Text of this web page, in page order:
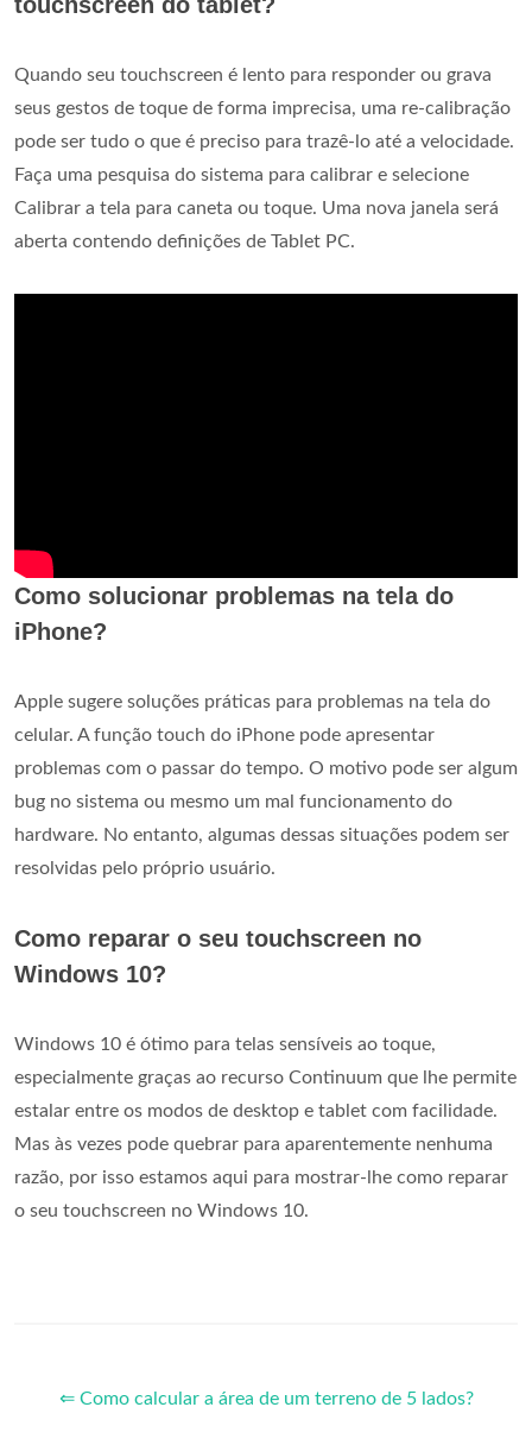
Quando seu touchscreen é lento para responder ou grava
seus gestos de toque de forma imprecisa, uma re-calibração
pode ser tudo o que é preciso para trazê-lo até a velocidade.
Faça uma pesquisa do sistema para calibrar e selecione
Calibrar a tela para caneta ou toque. Uma nova janela será
aberta contendo definições de Tablet PC.
Como solucionar problemas na tela do
iPhone?
Apple sugere soluções práticas para problemas na tela do
celular. A função touch do iPhone pode apresentar
problemas com o passar do tempo. O motivo pode ser algum
bug no sistema ou mesmo um mal funcionamento do
hardware. No entanto, algumas dessas situações podem ser
resolvidas pelo próprio usuário.
Como reparar o seu touchscreen no
Windows 10?
Windows 10 é ótimo para telas sensíveis ao toque,
especialmente graças ao recurso Continuum que lhe permite
estalar entre os modos de desktop e tablet com facilidade.
Mas às vezes pode quebrar para aparentemente nenhuma
razão, por isso estamos aqui para mostrar-lhe como reparar
o seu touchscreen no Windows 10.
⇐ Como calcular a área de um terreno de 5 lados?